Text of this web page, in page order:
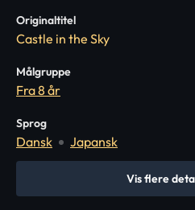
Originaltitel
Castle in the Sky
Målgruppe
Fra 8 år
Sprog
Dansk Japansk
Vis flere